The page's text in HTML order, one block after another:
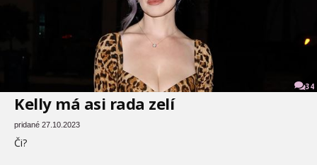
34
Kelly má asi rada zelí
pridané 27.10.2023
Či?